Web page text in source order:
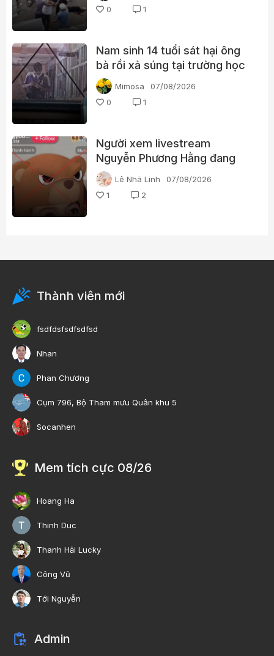
0
1
Nam sinh 14 tuổi sát hại ông
bà rồi xả súng tại trường học
Thái Lan
Mimosa
07/08/2026
0
1
Người xem livestream
Nguyễn Phương Hằng đang
tìm kiếm điều gì?
Lê Nhã Linh
07/08/2026
1
2
Thành viên mới
fsdfdsfsdfsdfsd
Nhan
Phan Chương
Cụm 796, Bộ Tham mưu Quân khu 5
Socanhen
Mem tích cực 08/26
Hoang Ha
Thinh Duc
Thanh Hải Lucky
Công Vũ
Tới Nguyễn
Admin